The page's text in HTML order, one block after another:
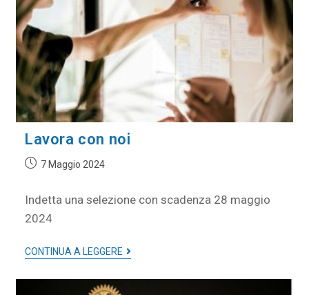
Lavora con noi
7 Maggio 2024
Indetta una selezione con scadenza 28 maggio
2024
CONTINUA A LEGGERE